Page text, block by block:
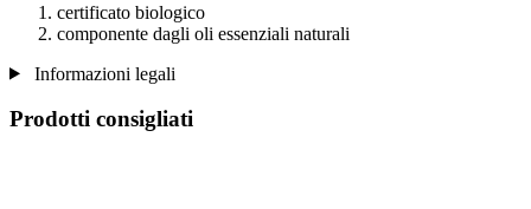
certificato biologico
componente dagli oli essenziali naturali
Informazioni legali
Prodotti consigliati